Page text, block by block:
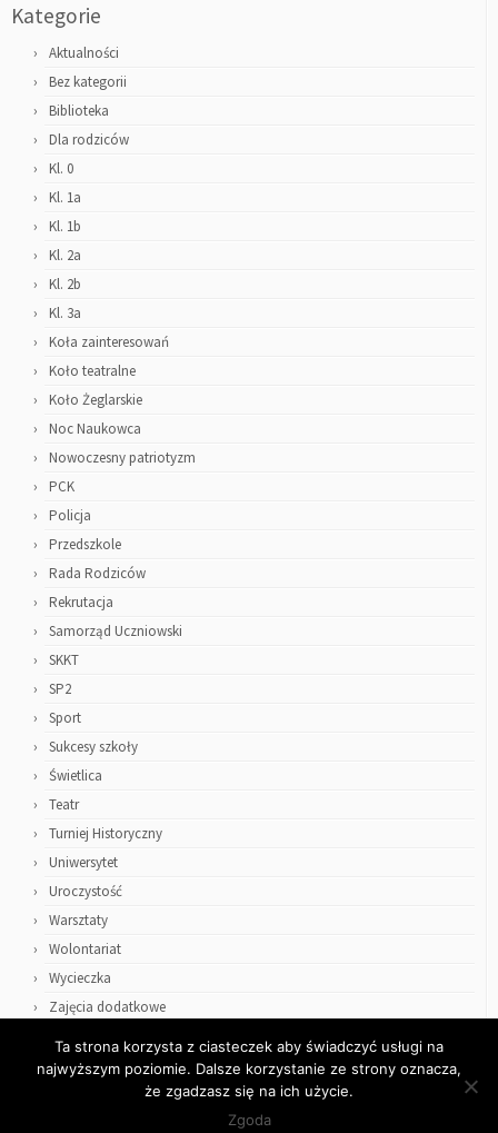
Kategorie
Aktualności
Bez kategorii
Biblioteka
Dla rodziców
Kl. 0
Kl. 1a
Kl. 1b
Kl. 2a
Kl. 2b
Kl. 3a
Koła zainteresowań
Koło teatralne
Koło Żeglarskie
Noc Naukowca
Nowoczesny patriotyzm
PCK
Policja
Przedszkole
Rada Rodziców
Rekrutacja
Samorząd Uczniowski
SKKT
SP2
Sport
Sukcesy szkoły
Świetlica
Teatr
Turniej Historyczny
Uniwersytet
Uroczystość
Warsztaty
Wolontariat
Wycieczka
Zajęcia dodatkowe
© 2026ZSO4
Ta strona korzysta z ciasteczek aby świadczyć usługi na
najwyższym poziomie. Dalsze korzystanie ze strony oznacza,
że zgadzasz się na ich użycie.
Zgoda